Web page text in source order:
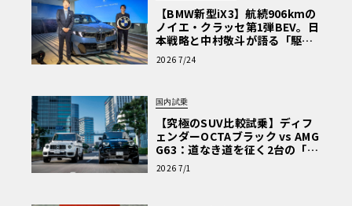
【BMW新型iX3】航続906kmの
ノイエ・クラッセ第1弾BEV。日
本戦略と中村敬斗が語る「駆け
ぬける歓び」
2026 7/24
国内試乗
【究極のSUV比較試乗】ディフ
ェンダーOCTAブラック vs AMG
G63：道なき道を征く2台の「対
極的アプローチ」
2026 7/1